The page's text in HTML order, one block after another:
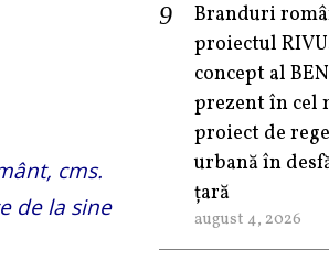
cms.
de la sine
Branduri
proiectul
concept al
prezent în cel
proiect de
urbană în
țară
august 4, 2026